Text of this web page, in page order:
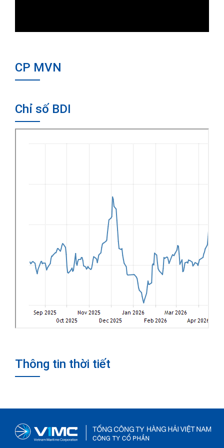
CP MVN
Chỉ số BDI
Thông tin thời tiết